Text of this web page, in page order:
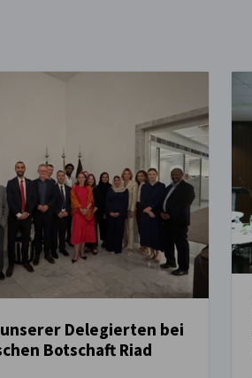
Delegierten bei
Botschaft Riad